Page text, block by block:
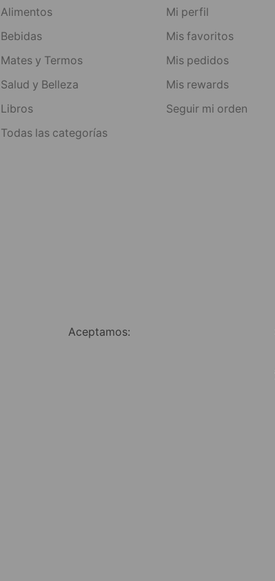
Alimentos
Bebidas
Mates y Termos
Salud y Belleza
Libros
Todas las categorías
Mi perfil
Mis favoritos
Mis pedidos
Mis rewards
Seguir mi orden
Aceptamos: